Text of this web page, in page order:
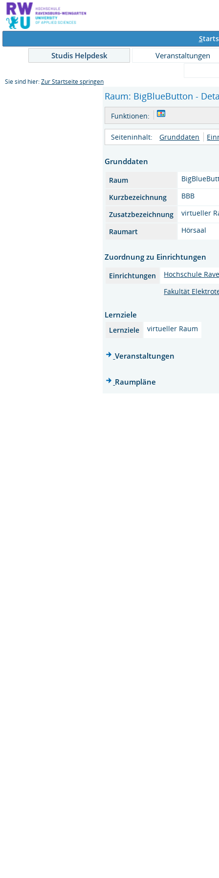
S
Studis Helpdesk
Veranstaltungen
Sie sind hier: Zur Startseite springen
Raum: BigBlueButton -
Funktionen:
Seiteninhalt: Grunddaten
Grunddaten
Raum
Kurzbezeichnung
BBB
Zusatzbezeichnung
virtueller
Raumart
Hörsaal
Zuordnung zu Einrichtungen
Einrichtungen
Hochschule
Fakultät
Lernziele
Lernziele virtueller Raum
Veranstaltungen
Raumpläne